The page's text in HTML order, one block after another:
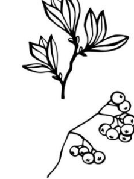
Videos
Gráficos en Movimiento
Imágenes Editoriales
Eventos Editoriales